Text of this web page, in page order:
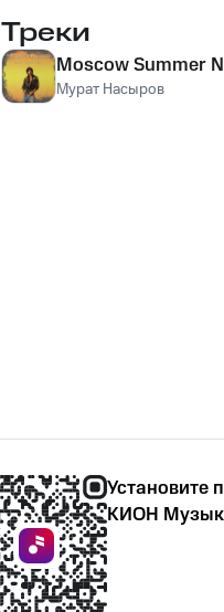
Треки
Мoscow Summer
Мурат Насыров
Установите
КИОН